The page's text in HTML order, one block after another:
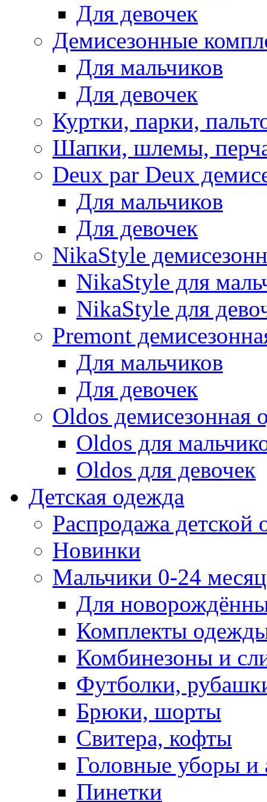
Для девочек
Демисезонные
Для мальчиков
Для девочек
Куртки, парки,
Шапки, шлемы,
Deux par Deux
Для мальчиков
Для девочек
NikaStyle
NikaStyle для
NikaStyle для
Premont
Для мальчиков
Для девочек
Oldos демисезонная
Oldos для
Oldos для девочек
Детская одежда
Распродажа детской
Новинки
Мальчики 0-24
Для
Комплекты
Комбинезоны и
Футболки,
Брюки, шорты
Свитера, кофты
Головные уборы и
Пинетки